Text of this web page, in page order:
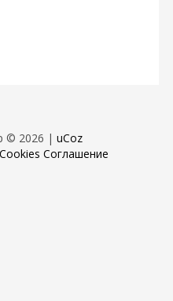
© 2026 | uCoz
Cookies Соглашение